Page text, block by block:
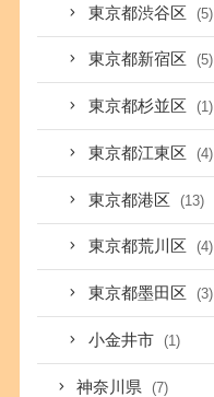
東京都渋谷区 (5)
東京都新宿区 (5)
東京都杉並区 (1)
東京都江東区 (4)
東京都港区 (13)
東京都荒川区 (4)
東京都墨田区 (3)
小金井市 (1)
神奈川県 (7)